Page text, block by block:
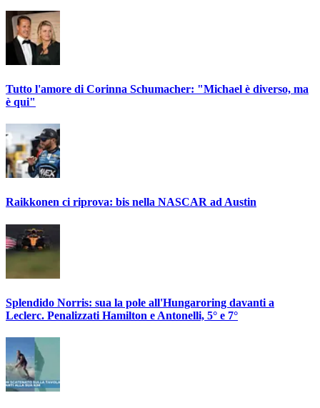
Tutto l'amore di Corinna Schumacher: "Michael è diverso, ma
è qui"
Raikkonen ci riprova: bis nella NASCAR ad Austin
Splendido Norris: sua la pole all'Hungaroring davanti a
Leclerc. Penalizzati Hamilton e Antonelli, 5° e 7°